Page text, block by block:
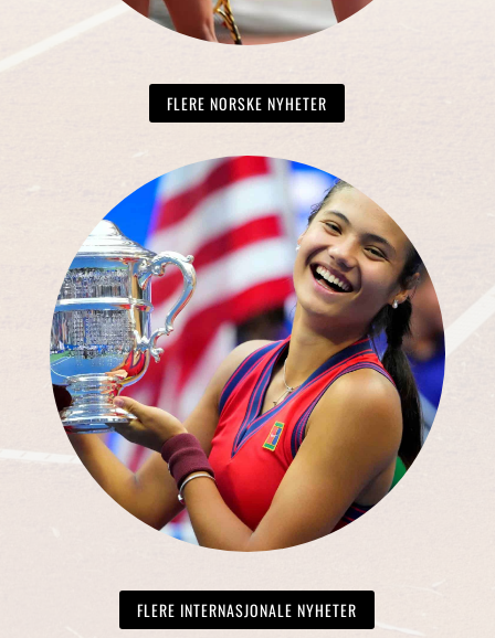
FLERE NORSKE NYHETER
FLERE INTERNASJONALE NYHETER